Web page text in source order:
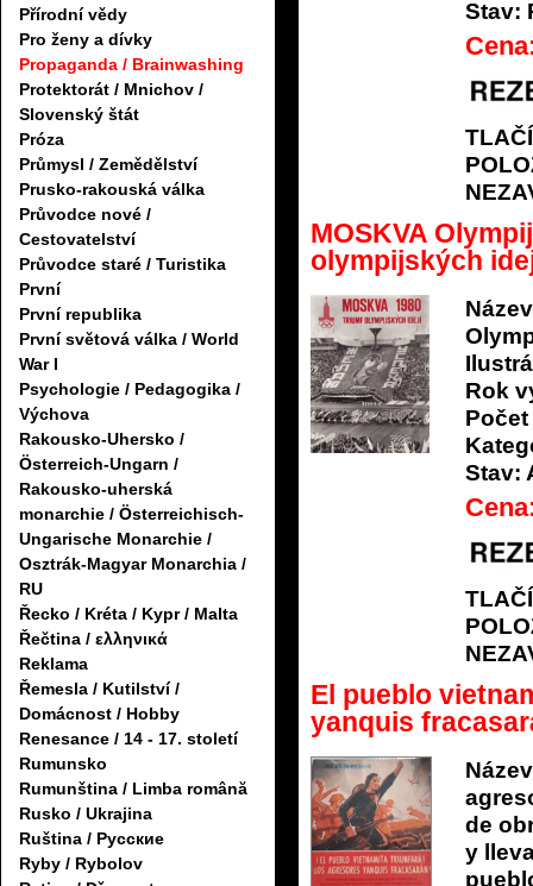
Přírodní vědy
Pro ženy a dívky
Propaganda / Brainwashing
Protektorát / Mnichov /
Slovenský štát
Próza
Průmysl / Zemědělství
Prusko-rakouská válka
Průvodce nové /
Cestovatelství
Průvodce staré / Turistika
První
První republika
První světová válka / World
War I
Psychologie / Pedagogika /
Výchova
Rakousko-Uhersko /
Österreich-Ungarn /
Rakousko-uherská
monarchie / Österreichisch-
Ungarische Monarchie /
Osztrák-Magyar Monarchia /
RU
Řecko / Kréta / Kypr / Malta
Řečtina / ελληνικά
Reklama
Řemesla / Kutilství /
Domácnost / Hobby
Renesance / 14 - 17. století
Rumunsko
Rumunština / Limba română
Rusko / Ukrajina
Ruština / Русские
Ryby / Rybolov
Stav:
MOSKVA
olympijských
Rok
Stav:
El pueblo
yanquis
de
y